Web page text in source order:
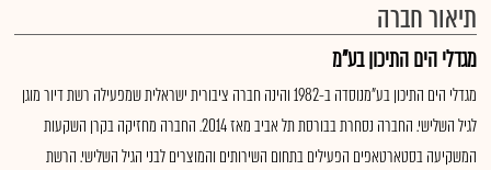
תיאור חברה
מגדלי הים התיכון בע"מ
מגדלי הים התיכון בע"מנוסדה ב-1982 והינה חברה ציבורית ישראלית שמפעילה רשת דיור מוגן
לגיל השלישי. החברה נסחרת בבורסת תל אביב מאז 2014. החברה מחזיקה בקרן השקעות
המשקיעה בסטארטאפים הפעילים בתחום השירותים והמוצרים לבני הגיל השלישי. הרשת